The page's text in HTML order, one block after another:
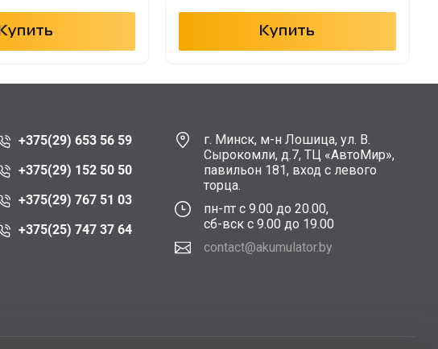
Купить Купить
+375(29) 653 56 59
+375(29) 152 50 50
+375(29) 767 51 03
+375(25) 747 37 64
г. Минск, м-н Лошица, ул. В.
Сырокомли, д.7, ТЦ «АвтоМир»,
павильон 181, вход с левого
торца.
пн-пт с 9.00 до 20.00,
сб-вск с 9.00 до 19.00
contact@akumulator.by